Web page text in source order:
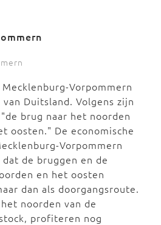
Vorpommern
Duitsland. Volgens zijn
brug naar het noorden
oosten." De economische
Vorpommern
de bruggen en de
en het oosten
dan als doorgangsroute.
noorden van de
profiteren nog